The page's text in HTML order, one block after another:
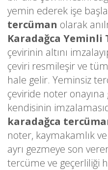
yemin ederek işe
tercüman olarak
Karadağca Yeminli
çevirinin altını
çeviri resmileşir ve
hale gelir. Yeminsiz
çeviride noter
kendisinin
karadağca
noter, kaymakamlık
ayrı gezmeye son
tercüme ve geçerliliği